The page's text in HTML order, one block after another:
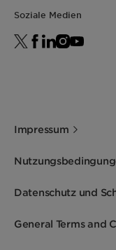
Soziale Medien
Impressum
Datenschutz und
General Terms and